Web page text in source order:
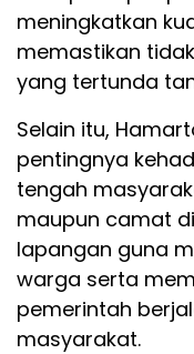
meningkatkan
memastikan
yang tertunda
Selain itu,
pentingnya
tengah
maupun camat
lapangan guna
warga serta
pemerintah
masyarakat.